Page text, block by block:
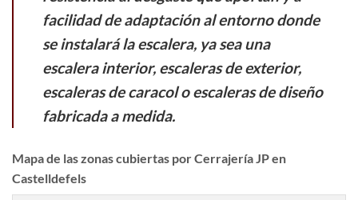
facilidad de adaptación al entorno donde
se instalará la escalera, ya sea una
escalera interior, escaleras de exterior,
escaleras de caracol o escaleras de diseño
fabricada a medida.
Mapa de las zonas cubiertas por Cerrajería JP en
Castelldefels